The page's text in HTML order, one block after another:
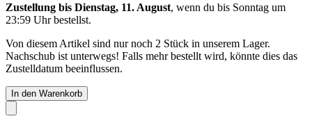
Zustellung bis Dienstag, 11. August, wenn du bis Sonntag um
23:59 Uhrbestellst.
Von diesem Artikel sind nur noch 2 Stück in unserem Lager.
Nachschub ist unterwegs! Falls mehr bestellt wird, könnte dies das
Zustelldatum beeinflussen.
In den Warenkorb